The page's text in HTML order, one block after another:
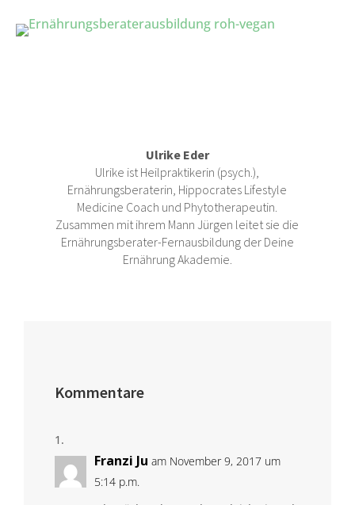
Ulrike Eder
Ulrike ist Heilpraktikerin (psych.),
Ernährungsberaterin, Hippocrates Lifestyle
Medicine Coach und Phytotherapeutin.
Zusammen mit ihrem Mann Jürgen leitet sie die
Ernährungsberater-Fernausbildung der Deine
Ernährung Akademie.
Kommentare
Franzi Ju am November 9, 2017 um
5:14 p.m.